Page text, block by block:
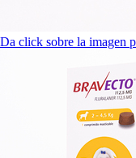
Da click sobre la imagen